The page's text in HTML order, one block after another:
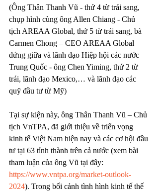
(Ông Thân Thanh Vũ - thứ 4 từ trái sang,
chụp hình cùng ông Allen Chiang - Chủ
tịch AREAA Global, thứ 5 từ trái sang, bà
Carmen Chong – CEO AREAA Global
đứng giữa và lãnh đạo Hiệp hội các nước
Trung Quốc - ông Chen Yiming, thứ 2 từ
trái, lãnh đạo Mexico,… và lãnh đạo các
quỹ đầu tư từ Mỹ)
Tại sự kiện này, ông Thân Thanh Vũ – Chủ
tịch VnTPA, đã giới thiệu về triển vọng
kinh tế Việt Nam hiện nay và các cơ hội đầu
tư tại 63 tỉnh thành trên cả nước (xem bài
tham luận của ông Vũ tại đây:
https://www.vntpa.org/market-outlook-
2024). Trong bối cảnh tình hình kinh tế thế